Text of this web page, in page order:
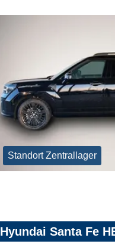
Standort Zentrallager
Hyundai Santa Fe